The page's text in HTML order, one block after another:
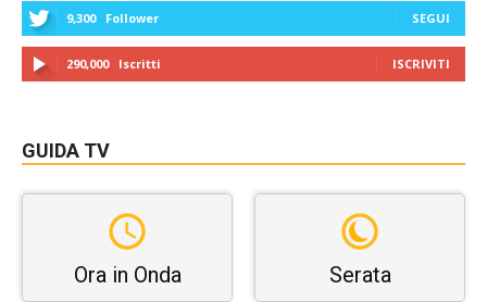
9,300 Follower SEGUI
290,000 Iscritti ISCRIVITI
GUIDA TV
Ora in Onda Serata